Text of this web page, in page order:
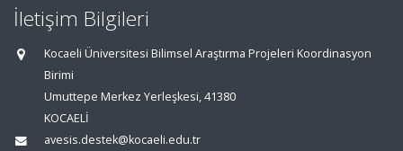
İletişim Bilgileri
Kocaeli Üniversitesi Bilimsel Araştırma Projeleri Koordinasyon
Birimi
Umuttepe Merkez Yerleşkesi, 41380
KOCAELİ
avesis.destek@kocaeli.edu.tr